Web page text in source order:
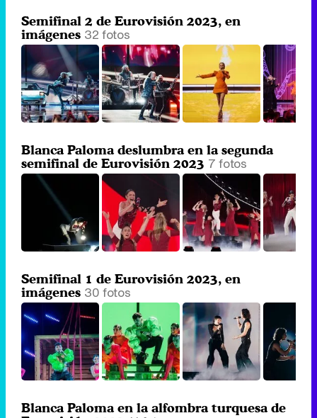
Semifinal 2 de Eurovisión 2023, en
imágenes 32 fotos
Blanca Paloma deslumbra en la segunda
semifinal de Eurovisión 2023 7 fotos
Semifinal 1 de Eurovisión 2023, en
imágenes 30 fotos
Blanca Paloma en la alfombra turquesa de